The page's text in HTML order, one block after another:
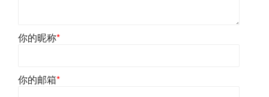
你的昵称*
你的邮箱*